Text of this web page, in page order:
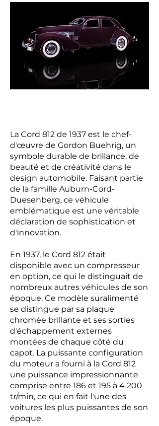
La Cord 812 de 1937 est le chef-
d'œuvre de Gordon Buehrig, un
symbole durable de brillance, de
beauté et de créativité dans le
design automobile. Faisant partie
de la famille Auburn-Cord-
Duesenberg, ce véhicule
emblématique est une véritable
déclaration de sophistication et
d'innovation.
En 1937, le Cord 812 était
disponible avec un compresseur
en option, ce qui le distinguait de
nombreux autres véhicules de son
époque. Ce modèle suralimenté
se distingue par sa plaque
chromée brillante et ses sorties
d'échappement externes
montées de chaque côté du
capot. La puissante configuration
du moteur a fourni à la Cord 812
une puissance impressionnante
comprise entre 186 et 195 à 4 200
tr/min, ce qui en fait l'une des
voitures les plus puissantes de son
époque.